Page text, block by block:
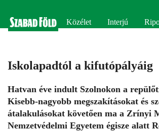
Közélet Interjú
Iskolapadtól a kifutópályáig
Hatvan éve indult Szolnokon a
Kisebb-nagyobb megszakításokat és
átalakulásokat követően ma a Zrínyi
Nemzetvédelmi Egyetem égisze alatt